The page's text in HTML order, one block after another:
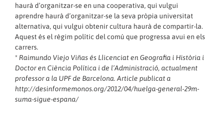
haurà d’organitzar-se en una cooperativa, qui vulgui
aprendre haurà d’organitzar-se la seva pròpia universitat
alternativa, qui vulgui obtenir cultura haurà de compartir-la.
Aquest és el règim polític del comú que progressa avui en els
carrers.
* Raimundo Viejo Viñas és Llicenciat en Geografia i Història i
Doctor en Ciència Política i de l’Administració, actualment
professor a la UPF de Barcelona. Article publicat a
http://desinformemonos.org/2012/04/huelga-general-29m-
suma-sigue-espana/